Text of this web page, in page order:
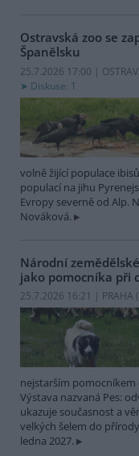
Ostravská zoo se
Španělsku
25.7.2026 17:00 |
Diskuse: 1
volně žijící populace
populací na jihu
Evropy severně od Alp.
Nováková.
Národní
jako pomocníka při
25.7.2026 16:21 | PRAHA (
nejstarším
Výstava nazvaná Pes:
ukazuje současnost a
velkých šelem do
ledna 2027.